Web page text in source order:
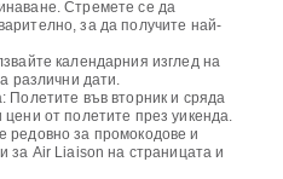
Стремете се да
за да получите най-
календарния изглед на
различни дати.
Полетите във вторник и сряда
от полетите през уикенда.
редовно за промокодове и
за Air Liaison на страницата и